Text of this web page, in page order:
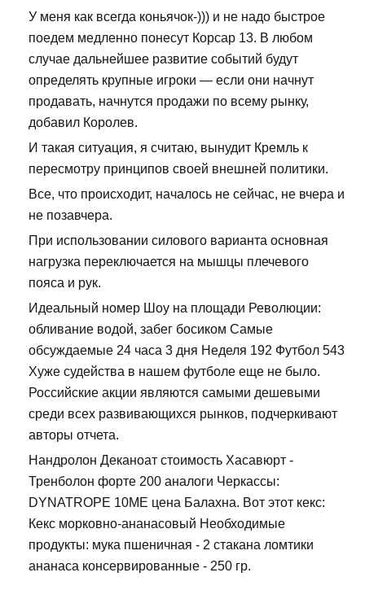
У меня как всегда коньячок-))) и не надо быстрое
поедем медленно понесут Корсар 13. В любом
случае дальнейшее развитие событий будут
определять крупные игроки — если они начнут
продавать, начнутся продажи по всему рынку,
добавил Королев.
И такая ситуация, я считаю, вынудит Кремль к
пересмотру принципов своей внешней политики.
Все, что происходит, началось не сейчас, не вчера и
не позавчера.
При использовании силового варианта основная
нагрузка переключается на мышцы плечевого
пояса и рук.
Идеальный номер Шоу на площади Революции:
обливание водой, забег босиком Самые
обсуждаемые 24 часа 3 дня Неделя 192 Футбол 543
Хуже судейства в нашем футболе еще не было.
Российские акции являются самыми дешевыми
среди всех развивающихся рынков, подчеркивают
авторы отчета.
Нандролон Деканоат стоимость Хасавюрт -
Тренболон форте 200 аналоги Черкассы:
DYNATROPE 10ME цена Балахна. Вот этот кекс:
Кекс морковно-ананасовый Необходимые
продукты: мука пшеничная - 2 стакана ломтики
ананаса консервированные - 250 гр.